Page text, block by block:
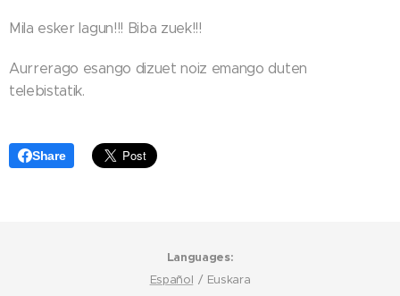
Mila esker lagun!!! Biba zuek!!!
Aurrerago esango dizuet noiz emango duten
telebistatik.
Share
Languages
Español
Euskara